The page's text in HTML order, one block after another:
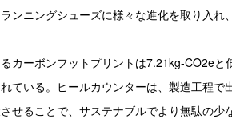
ンニングシューズに様々な進化を取り入
カーボンフットプリントは7.21kg-CO2e
ている。ヒールカウンターは、製造工程
せることで、サステナブルでより無駄の